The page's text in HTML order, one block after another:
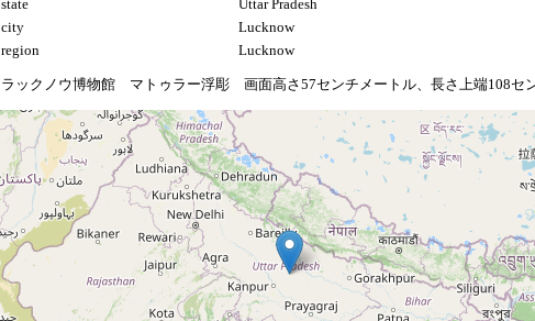
state Uttar Pradesh
city Lucknow
region Lucknow
ラックノウ博物館 マトゥラー浮彫 画面高さ57センチメートル、長さ上端108セ